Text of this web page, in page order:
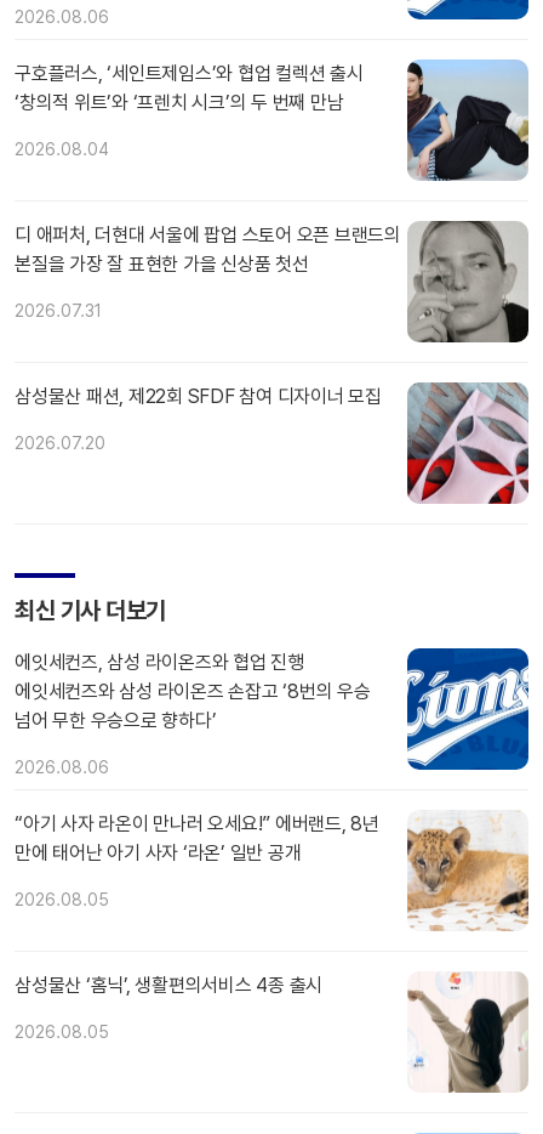
2026.08.06
구호플러스, ‘세인트제임스’와 협업 컬렉션 출시
‘창의적 위트’와 ‘프렌치 시크’의 두 번째 만남
2026.08.04
디 애퍼처, 더현대 서울에 팝업 스토어 오픈 브랜드의
본질을 가장 잘 표현한 가을 신상품 첫선
2026.07.31
삼성물산 패션, 제22회 SFDF 참여 디자이너 모집
2026.07.20
최신 기사 더보기
에잇세컨즈, 삼성 라이온즈와 협업 진행
에잇세컨즈와 삼성 라이온즈 손잡고 ‘8번의 우승
넘어 무한 우승으로 향하다’
2026.08.06
“아기 사자 라온이 만나러 오세요!” 에버랜드, 8년
만에 태어난 아기 사자 ‘라온’ 일반 공개
2026.08.05
삼성물산 ‘홈닉’, 생활편의서비스 4종 출시
2026.08.05